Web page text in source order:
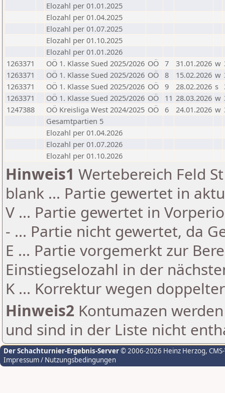
Elozahl per 01.01.2025
Elozahl per 01.04.2025
Elozahl per 01.07.2025
Elozahl per 01.10.2025
Elozahl per 01.01.2026
1263371
OÖ 1. Klasse Sued 2025/2026 OÖ 7 31.01.2026 w
1263371
OÖ 1. Klasse Sued 2025/2026 OÖ 8 15.02.2026 w
1263371
OÖ 1. Klasse Sued 2025/2026 OÖ 9 28.02.2026 s
1263371
OÖ 1. Klasse Sued 2025/2026 OÖ 11 28.03.2026 w
1247388
OÖ Kreisliga West 2024/2025 OÖ 6 24.01.2026 w
Gesamtpartien 5
Elozahl per 01.04.2026
Elozahl per 01.07.2026
Elozahl per 01.10.2026
Hinweis1 Wertebereich Feld
blank ... Partie gewertet in
V ... Partie gewertet in
- ... Partie nicht gewertet, da
E ... Partie vorgemerkt zur
Einstiegselozahl in der
K ... Korrektur wegen
Hinweis2 Kontumazen
und sind in der Liste nicht
Der Schachturnier-Ergebnis-Server© 2006-2026 Heinz Herzog,
Impressum / Nutzungsbedingungen